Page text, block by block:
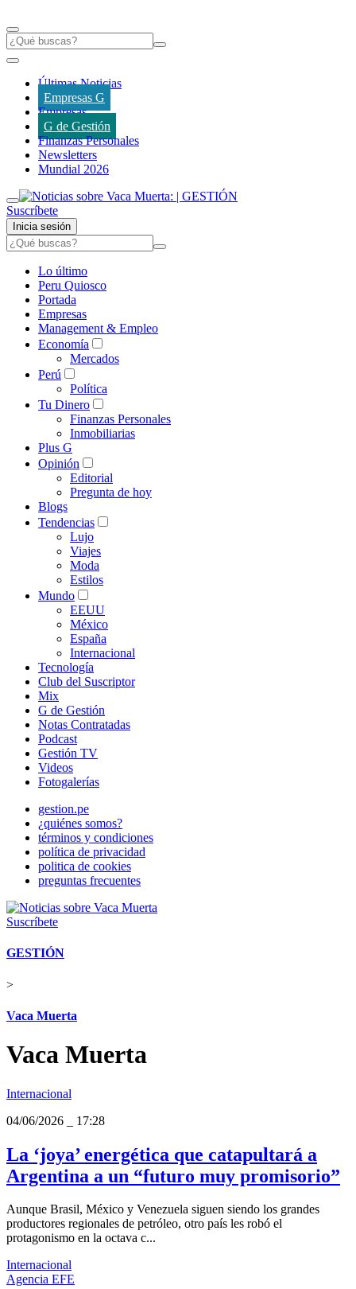
Últimas Noticias
Empresas G
Empresas
G de Gestión
Finanzas Personales
Newsletters
Mundial 2026
Suscríbete
Inicia sesión
Lo último
Peru Quiosco
Portada
Empresas
Management & Empleo
Economía
Mercados
Perú
Política
Tu Dinero
Finanzas Personales
Inmobiliarias
Plus G
Opinión
Editorial
Pregunta de hoy
Blogs
Tendencias
Lujo
Viajes
Moda
Estilos
Mundo
EEUU
México
España
Internacional
Tecnología
Club del Suscriptor
Mix
G de Gestión
Notas Contratadas
Podcast
Gestión TV
Videos
Fotogalerías
gestion.pe
¿quiénes somos?
términos y condiciones
política de privacidad
politica de cookies
preguntas frecuentes
Suscríbete
GESTIÓN
>
Vaca Muerta
Vaca Muerta
Internacional
04/06/2026
17:28
La ‘joya’ energética que catapultará a
Argentina a un “futuro muy promisorio”
Aunque Brasil, México y Venezuela siguen siendo los grandes
productores regionales de petróleo, otro país les robó el
protagonismo en la octava c...
Internacional
Agencia EFE